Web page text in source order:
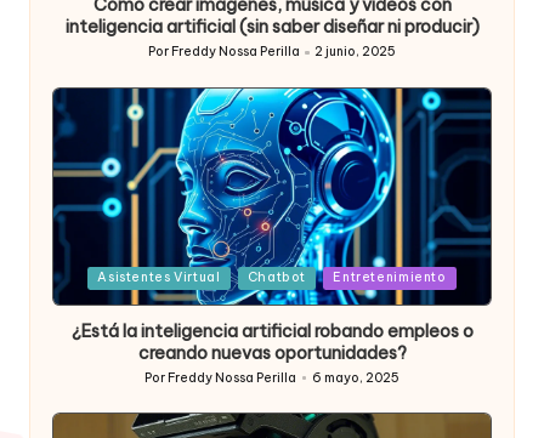
Cómo crear imágenes, música y videos con
inteligencia artificial (sin saber diseñar ni producir)
Publicado
Por Freddy Nossa Perilla 2 junio, 2025
Posted
in
Asistentes Virtual Chatbot Entretenimiento
¿Está la inteligencia artificial robando empleos o
creando nuevas oportunidades?
Publicado
Por Freddy Nossa Perilla 6 mayo, 2025